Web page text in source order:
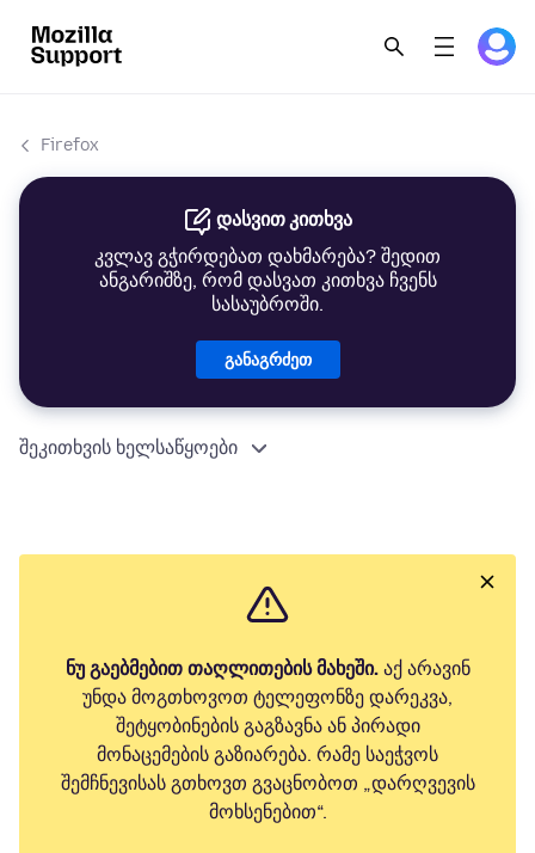
Firefox
დასვით კითხვა
კვლავ გჭირდებათ დახმარება? შედით
ანგარიშზე, რომ დასვათ კითხვა ჩვენს
სასაუბროში.
განაგრძეთ
შეკითხვის ხელსაწყოები
ნუ გაებმებით თაღლითების მახეში.აქ არავინ
უნდა მოგთხოვოთ ტელეფონზე დარეკვა,
შეტყობინების გაგზავნა ან პირადი
მონაცემების გაზიარება. რამე საეჭვოს
შემჩნევისას გთხოვთ გვაცნობოთ „დარღვევის
მოხსენებით“.